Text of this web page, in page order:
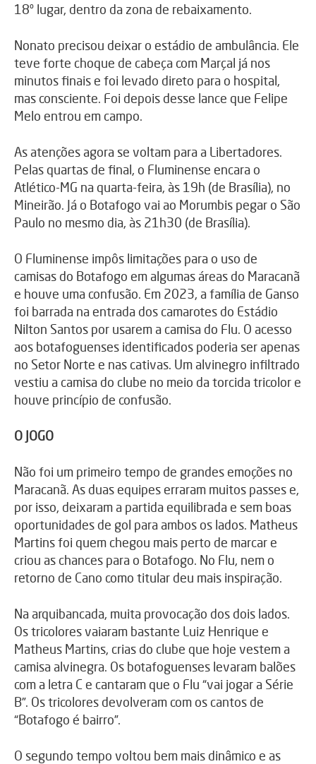
18º lugar, dentro da zona de rebaixamento.
Nonato precisou deixar o estádio de ambulância. Ele
teve forte choque de cabeça com Marçal já nos
minutos finais e foi levado direto para o hospital,
mas consciente. Foi depois desse lance que Felipe
Melo entrou em campo.
As atenções agora se voltam para a Libertadores.
Pelas quartas de final, o Fluminense encara o
Atlético-MG na quarta-feira, às 19h (de Brasília), no
Mineirão. Já o Botafogo vai ao Morumbis pegar o São
Paulo no mesmo dia, às 21h30 (de Brasília).
O Fluminense impôs limitações para o uso de
camisas do Botafogo em algumas áreas do Maracanã
e houve uma confusão. Em 2023, a família de Ganso
foi barrada na entrada dos camarotes do Estádio
Nilton Santos por usarem a camisa do Flu. O acesso
aos botafoguenses identificados poderia ser apenas
no Setor Norte e nas cativas. Um alvinegro infiltrado
vestiu a camisa do clube no meio da torcida tricolor e
houve princípio de confusão.
O JOGO
Não foi um primeiro tempo de grandes emoções no
Maracanã. As duas equipes erraram muitos passes e,
por isso, deixaram a partida equilibrada e sem boas
oportunidades de gol para ambos os lados. Matheus
Martins foi quem chegou mais perto de marcar e
criou as chances para o Botafogo. No Flu, nem o
retorno de Cano como titular deu mais inspiração.
Na arquibancada, muita provocação dos dois lados.
Os tricolores vaiaram bastante Luiz Henrique e
Matheus Martins, crias do clube que hoje vestem a
camisa alvinegra. Os botafoguenses levaram balões
com a letra C e cantaram que o Flu “vai jogar a Série
B”. Os tricolores devolveram com os cantos de
“Botafogo é bairro”.
O segundo tempo voltou bem mais dinâmico e as